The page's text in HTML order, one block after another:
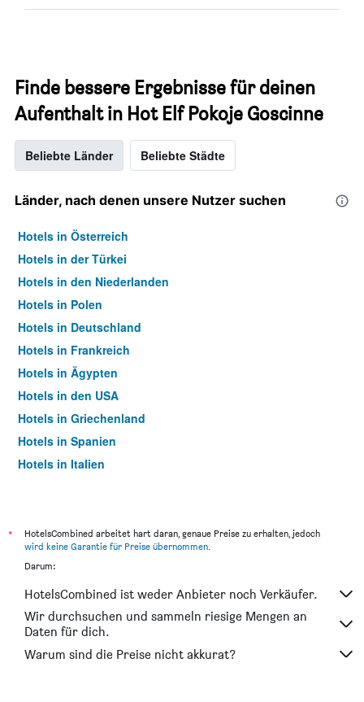
Finde bessere Ergebnisse für deinen
Aufenthalt in Hot Elf Pokoje Goscinne
Beliebte Länder Beliebte Städte
Länder, nach denen unsere Nutzer suchen
Hotels in Österreich
Hotels in der Türkei
Hotels in den Niederlanden
Hotels in Polen
Hotels in Deutschland
Hotels in Frankreich
Hotels in Ägypten
Hotels in den USA
Hotels in Griechenland
Hotels in Spanien
Hotels in Italien
*
HotelsCombined arbeitet hart daran, genaue Preise zu erhalten, jedoch
wird keine Garantie für Preise übernommen.
Darum:
HotelsCombined ist weder Anbieter noch Verkäufer.
Wir durchsuchen und sammeln riesige Mengen an
Daten für dich.
Warum sind die Preise nicht akkurat?